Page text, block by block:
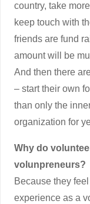
country, take
keep touch with
friends are fund
amount will be
And then there
– start their own
than only the
organization for
Why do
volunpreneurs?
Because they
experience as a